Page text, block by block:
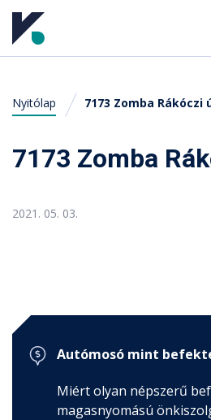
Autómosó kereső
Miért pont a Kvaliwash?
Kvaliwash vállalat
Nyitólap 7173 Zomba Rákóczi
7173 Zomba
2021. 05. 03.
Autómosó mint
Miért olyan népszerű
magasnyomású